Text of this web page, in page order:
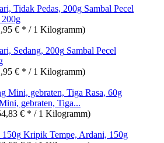
Sambal Pecel
200g
€ * / 1 Kilogramm)
Sambal Pecel
€ * / 1 Kilogramm)
gebraten, Tiga...
€ * / 1 Kilogramm)
Kripik Tempe, Ardani, 150g